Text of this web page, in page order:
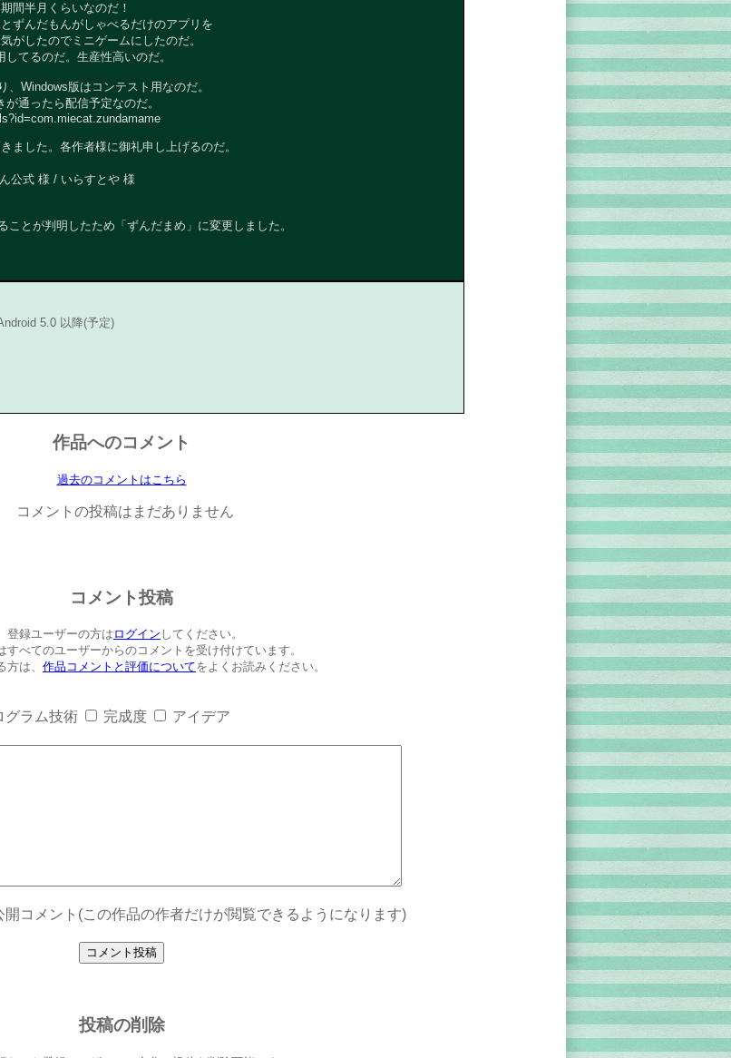
間半月くらいなのだ！
ずんだもんがしゃべるだけのアプリを
がしたのでミニゲームにしたのだ。
てるのだ。生産性高いのだ。
Windows版はコンテスト用なのだ。
通ったら配信予定なのだ。
ました。各作者様に御礼申し上げるのだ。
公式 様 / いらすとや 様
ことが判明したため「ずんだまめ」に変更しました。
5.0 以降(予定)
作品へのコメント
過去のコメントはこちら
コメントの投稿はまだありません
コメント投稿
登録ユーザーの方は ログイン してください。
すべてのユーザーからのコメントを受け付けています。
は、 作品コメントと評価についてをよくお読みください。
グラム技術 完成度 アイデア
開コメント(この作品の作者だけが閲覧できるようになります)
投稿の削除